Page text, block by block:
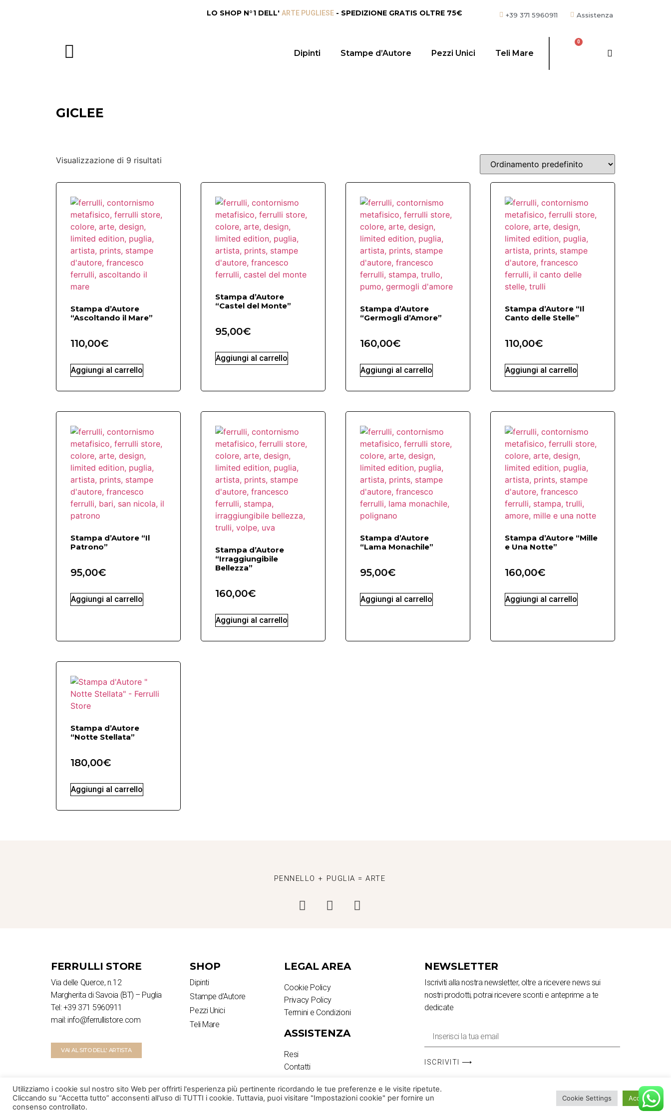
LO SHOP N°1 DELL' ARTE PUGLIESE - SPEDIZIONE GRATIS OLTRE 75€ +39 371 5960911 Assistenza
Dipinti Stampe d’Autore Pezzi Unici Teli Mare
GICLEE
Visualizzazione di 9 risultati
Stampa d’Autore
“Ascoltando il Mare”
110,00€
Aggiungi al carrello
Stampa d’Autore
“Castel del Monte”
95,00€
Aggiungi al carrello
Stampa d’Autore
“Germogli d’Amore”
160,00€
Aggiungi al carrello
Stampa d’Autore “Il
Canto delle Stelle”
110,00€
Aggiungi al carrello
Stampa d’Autore “Il
Patrono”
95,00€
Aggiungi al carrello
Stampa d’Autore
“Irraggiungibile
Bellezza”
160,00€
Aggiungi al carrello
Stampa d’Autore
“Lama Monachile”
95,00€
Aggiungi al carrello
Stampa d’Autore “Mille
e Una Notte”
160,00€
Aggiungi al carrello
Stampa d’Autore
“Notte Stellata”
180,00€
Aggiungi al carrello
PENNELLO + PUGLIA = ARTE
FERRULLI STORE
Via delle Querce, n.12
Margherita di Savoia (BT) – Puglia
Tel: +39 371 5960911
mail: info@ferrullistore.com
VAI AL SITO DELL' ARTISTA
SHOP
Dipinti
Stampe d’Autore
Pezzi Unici
Teli Mare
LEGAL AREA
Cookie Policy
Privacy Policy
Termini e Condizioni
ASSISTENZA
Resi
Contatti
NEWSLETTER
Iscriviti alla nostra newsletter, oltre a ricevere news sui
nostri prodotti, potrai ricevere sconti e anteprime a te
dedicate
ISCRIVITI ⟶
2026© C&V di Enrica Russo P.IVA 08586940721
Utilizziamo i cookie sul nostro sito Web per offrirti l'esperienza più pertinente ricordando le tue preferenze e le visite ripetute.
Cliccando su “Accetta tutto” acconsenti all'uso di TUTTI i cookie. Tuttavia, puoi visitare "Impostazioni cookie" per fornire un
consenso controllato.
Cookie Settings Accetta